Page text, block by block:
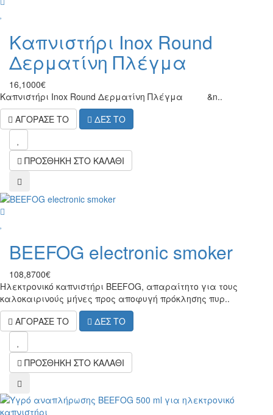
Καπνιστήρι Inox Round
Δερματίνη Πλέγμα
16,1000€
Καπνιστήρι Inox Round Δερματίνη Πλέγμα &n..
ΑΓΟΡΑΣΕ ΤΟ
ΔΕΣ ΤΟ
ΠΡΟΣΘΗΚΗ ΣΤΟ ΚΑΛΑΘΙ
compare
BEEFOG electronic smoker
108,8700€
Ηλεκτρονικό καπνιστήρι BEEFOG, απαραίτητο για τους
καλοκαιρινούς μήνες προς αποφυγή πρόκλησης πυρ..
ΑΓΟΡΑΣΕ ΤΟ
ΔΕΣ ΤΟ
ΠΡΟΣΘΗΚΗ ΣΤΟ ΚΑΛΑΘΙ
compare